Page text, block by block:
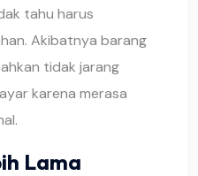
tahu harus
Akibatnya barang
tidak jarang
karena merasa
Lama